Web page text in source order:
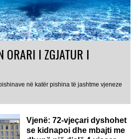
ORARI I ZGJATUR I
në katër pishina të jashtme vjeneze
Vjenë: 72-vjeçari dyshohet
se kidnapoi dhe mbajti me